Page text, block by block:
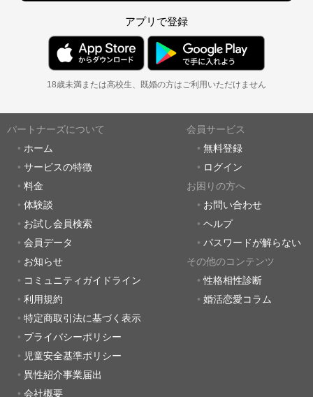
アプリで登録
18歳未満または高校生、既婚の方はご利用いただけません
パートナーズについて
ホーム
サービスの特徴
料金
体験談
お試し会員検索
会員データ
お知らせ
コミュニティガイドライン
利用規約
特定商取引法に基づく表示
プライバシーポリシー
児童安全基準ポリシー
異性紹介事業届出
会社概要
会員サービス
無料登録
ログイン
お困りの方へ
お問い合わせ
ヘルプ
パスワードが解らない
その他のコンテンツ
性格相性診断
婚活恋愛コラム